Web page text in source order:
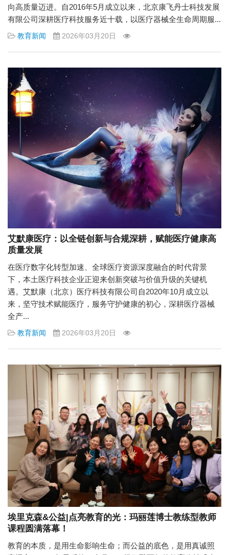
向高质量迈进。自2016年5月成立以来，北京康飞丹士科技发展
有限公司深耕医疗科技服务近十载，以医疗器械全生命周期服...
教育新闻 2026年03月20日
艾默康医疗：以全链创新与合规深耕，赋能医疗健康高
质量发展
在医疗数字化转型加速、全球医疗资源深度融合的时代背景
下，本土医疗科技企业正迎来创新突破与价值升级的关键机
遇。艾默康（北京）医疗科技有限公司自2020年10月成立以
来，坚守技术赋能医疗，服务守护健康的初心，深耕医疗器械
全产...
教育新闻 2026年03月20日
埃里克森&公益|点亮教育的光：玛丽莲博士教练型教师
课程圆满落幕！
教育的本质，是用生命影响生命；而公益的底色，是用真诚照